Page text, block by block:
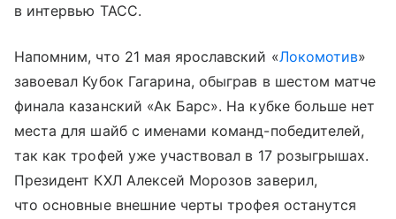
в интервью ТАСС.
Напомним, что 21 мая ярославский «Локомотив»
завоевал Кубок Гагарина, обыграв в шестом матче
финала казанский «Ак Барс». На кубке больше нет
места для шайб с именами команд-победителей,
так как трофей уже участвовал в 17 розыгрышах.
Президент КХЛ Алексей Морозов заверил,
что основные внешние черты трофея останутся